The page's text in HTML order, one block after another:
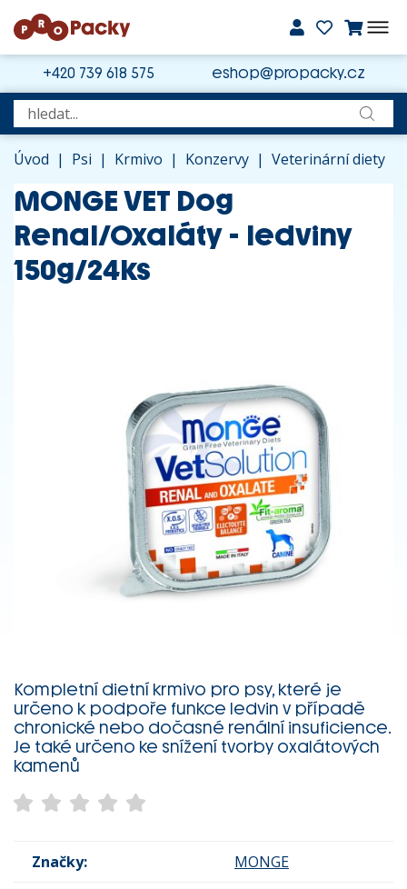
+420 739 618 575 eshop@propacky.cz
Úvod | Psi | Krmivo | Konzervy | Veterinární diety
MONGE VET Dog
Renal/Oxaláty - ledviny
150g/24ks
Kompletní dietní krmivo pro psy, které je
určeno k podpoře funkce ledvin v případě
chronické nebo dočasné renální insuficience.
Je také určeno ke snížení tvorby oxalátových
kamenů
Značky: MONGE